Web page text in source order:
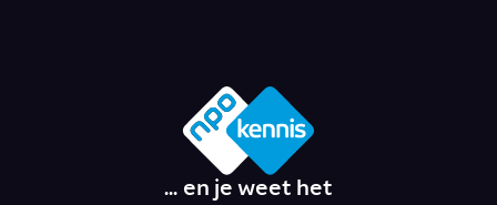
... en je weet het